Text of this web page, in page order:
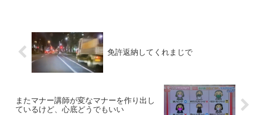
免許返納してくれまじで
またマナー講師が変なマナーを作り出し
ているけど、心底どうでもいい